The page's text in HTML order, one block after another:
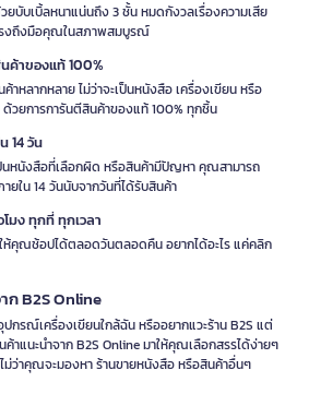
บับเบิ้ลหนาแน่นถึง 3 ชั้น หมดกังวลเรื่องความเสีย
งถึงมือคุณในสภาพสมบูรณ์
ค้าของแท้ 100%
หลากหลาย ไม่ว่าจะเป็นหนังสือ เครื่องเขียน หรือ
วยการการันตีสินค้าของแท้ 100% ทุกชิ้น
14 วัน
ป็นหนังสือที่เลือกผิด หรือสินค้ามีปัญหา คุณสามารถ
ยใน 14 วันนับจากวันที่ได้รับสินค้า
มง ทุกที่ ทุกเวลา
ห้คุณช้อปได้ตลอดวันตลอดคืน อยากได้อะไร แค่คลิก
ก B2S Online
กรณ์เครื่องเขียนใกล้ฉัน หรืออยากแวะร้าน B2S แต่
ค้าแนะนำจาก B2S Online มาให้คุณเลือกสรรได้ง่ายๆ
ว่าคุณจะมองหา ร้านขายหนังสือ หรือสินค้าอื่นๆ